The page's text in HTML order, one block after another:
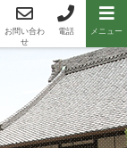
お問い合わ
せ
電話 メニュー